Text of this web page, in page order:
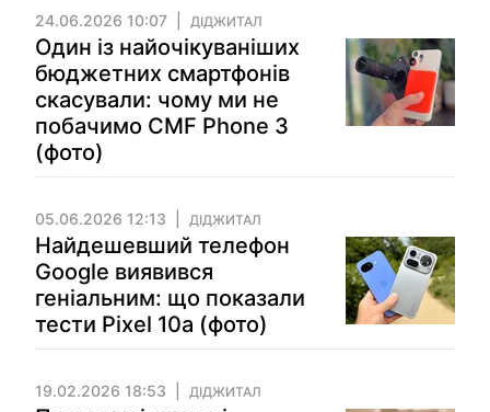
24.06.2026 10:07 ДІДЖИТАЛ
Один із найочікуваніших
бюджетних смартфонів
скасували: чому ми не
побачимо CMF Phone 3
(фото)
05.06.2026 12:13 ДІДЖИТАЛ
Найдешевший телефон
Google виявився
геніальним: що показали
тести Pixel 10а (фото)
19.02.2026 18:53 ДІДЖИТАЛ